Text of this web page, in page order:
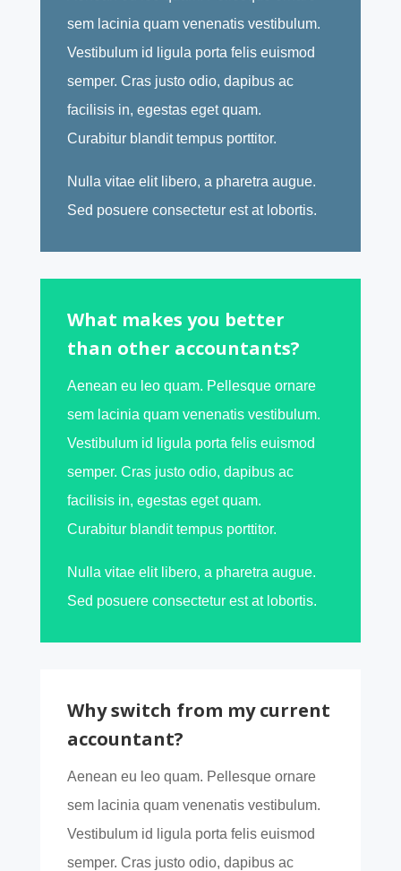
sem lacinia quam venenatis vestibulum.
Vestibulum id ligula porta felis euismod
semper. Cras justo odio, dapibus ac
facilisis in, egestas eget quam.
Curabitur blandit tempus porttitor.
Nulla vitae elit libero, a pharetra augue.
Sed posuere consectetur est at lobortis.
What makes you better
than other accountants?
Aenean eu leo quam. Pellesque ornare
sem lacinia quam venenatis vestibulum.
Vestibulum id ligula porta felis euismod
semper. Cras justo odio, dapibus ac
facilisis in, egestas eget quam.
Curabitur blandit tempus porttitor.
Nulla vitae elit libero, a pharetra augue.
Sed posuere consectetur est at lobortis.
Why switch from my current
accountant?
Aenean eu leo quam. Pellesque ornare
sem lacinia quam venenatis vestibulum.
Vestibulum id ligula porta felis euismod
semper. Cras justo odio, dapibus ac